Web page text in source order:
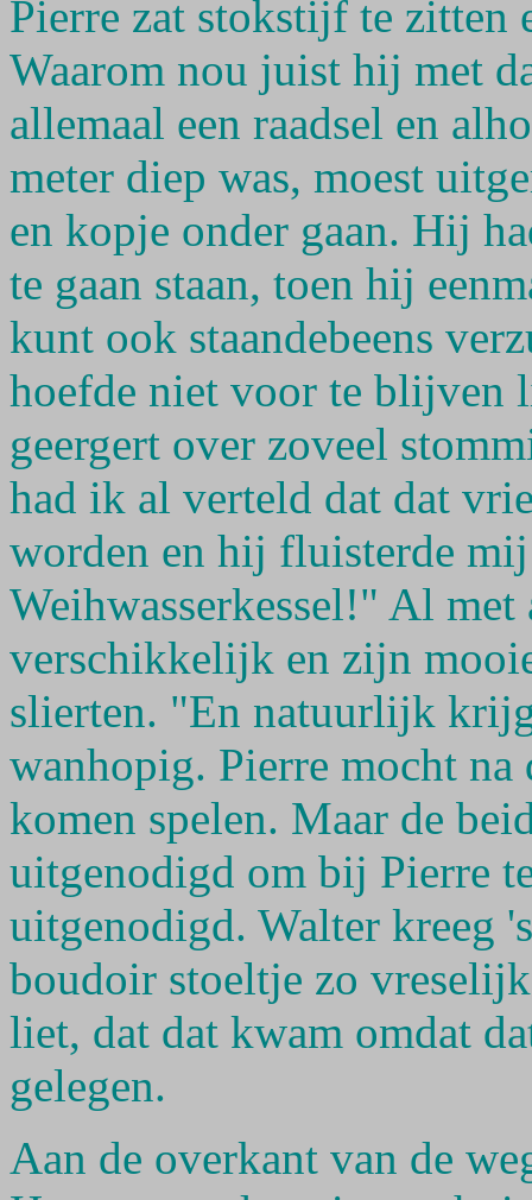
Pierre zat stokstijf te zitten
Waarom nou juist hij met
allemaal een raadsel en
meter diep was, moest
en kopje onder gaan. Hij
te gaan staan, toen hij
kunt ook staandebeens
hoefde niet voor te blijven
geergert over zoveel
had ik al verteld dat dat
worden en hij fluisterde
Weihwasserkessel!" Al
verschikkelijk en zijn
slierten. "En natuurlijk
wanhopig. Pierre mocht
komen spelen. Maar de
uitgenodigd om bij Pierre
uitgenodigd. Walter kreeg
boudoir stoeltje zo
liet, dat dat kwam omdat
gelegen.
Aan de overkant van de